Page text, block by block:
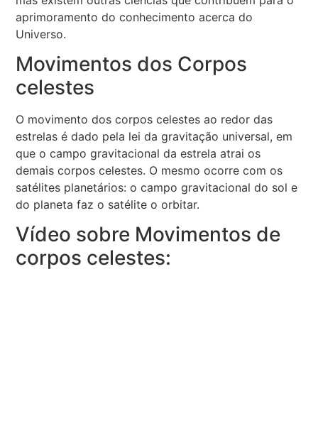
aprimoramento do conhecimento acerca do
Universo.
Movimentos dos Corpos
celestes
O movimento dos corpos celestes ao redor das
estrelas é dado pela lei da gravitação universal, em
que o campo gravitacional da estrela atrai os
demais corpos celestes. O mesmo ocorre com os
satélites planetários: o campo gravitacional do sol e
do planeta faz o satélite o orbitar.
Vídeo sobre Movimentos de
corpos celestes: